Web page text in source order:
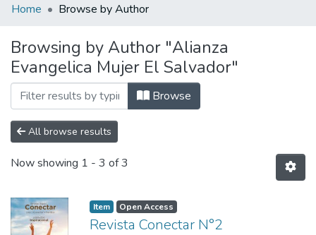
Home Browse by Author
Browsing by Author "Alianza
Evangelica Mujer El Salvador"
Browse
All browse results
Now showing 1 - 3 of 3
Item Open Access
Revista Conectar N°2